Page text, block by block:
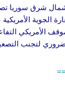
شرق سوريا
الجوية
الأمريكي
ضروري لتجنب